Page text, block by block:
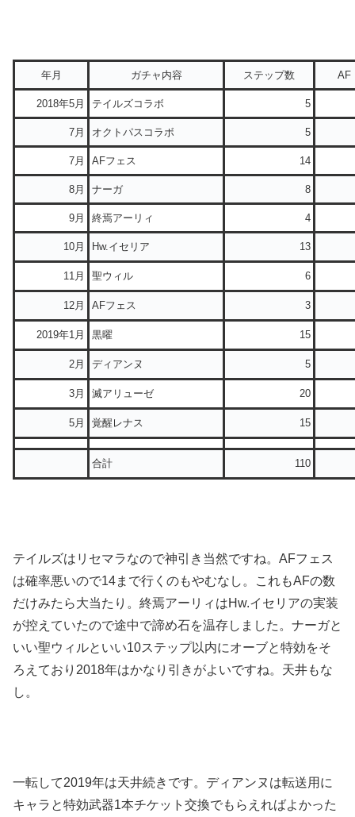
年月 ガチャ内容 ステップ数 AF
2018年5月 テイルズコラボ 5
7月 オクトパスコラボ 5
7月 AFフェス 14
8月 ナーガ 8
9月 終焉アーリィ 4
10月 Hw.イセリア 13
11月 聖ウィル 6
12月 AFフェス 3
2019年1月 黒曜 15
2月 ディアンヌ 5
3月 滅アリューゼ 20
5月 覚醒レナス 15
合計 110
テイルズはリセマラなので神引き当然ですね。AFフェス
は確率悪いので14まで行くのもやむなし。これもAFの数
だけみたら大当たり。終焉アーリィはHw.イセリアの実装
が控えていたので途中で諦め石を温存しました。ナーガと
いい聖ウィルといい10ステップ以内にオーブと特効をそ
ろえており2018年はかなり引きがよいですね。天井もな
し。
一転して2019年は天井続きです。ディアンヌは転送用に
キャラと特効武器1本チケット交換でもらえればよかった